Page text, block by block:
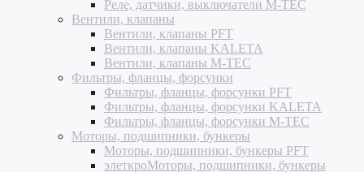
Реле, датчики, выключатели M-TEC
Вентили, клапаны
Вентили, клапаны PFT
Вентили, клапаны KALETA
Вентили, клапаны M-TEC
Фильтры, фланцы, форсунки
Фильтры, фланцы, форсунки PFT
Фильтры, фланцы, форсунки KALETA
Фильтры, фланцы, форсунки M-TEC
Моторы, подшипники, бункеры
Моторы, подшипники, бункеры PFT
элеткроМоторы, подшипники, бункеры